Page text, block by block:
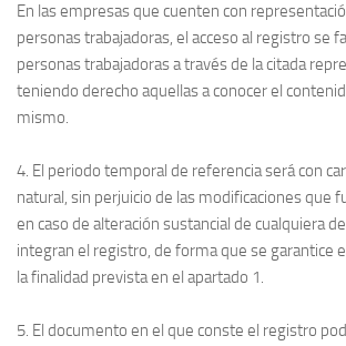
En las empresas que cuenten con
personas trabajadoras, el acceso al registro se
personas trabajadoras a través de la citada
teniendo derecho aquellas a conocer el
mismo.
4. El periodo temporal de referencia será con
natural, sin perjuicio de las modificaciones que
en caso de alteración sustancial de cualquiera
integran el registro, de forma que se garantice
la finalidad prevista en el apartado 1.
5. El documento en el que conste el registro